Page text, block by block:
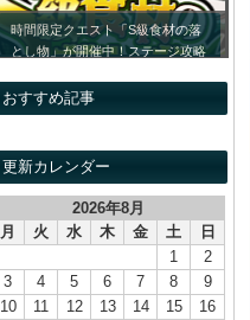
時間限定クエスト「S級食材の落
とし物」が開催中！ステージ攻略
した！
おすすめ記事
更新カレンダー
2026年8月
月
火 水 木 金 土 日
1
2
3
4 5 6 7 8
9
10
11 12 13 14 15
16